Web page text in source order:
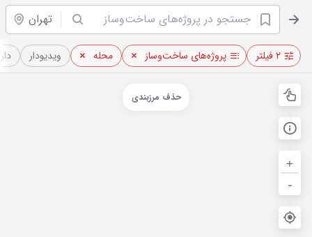
تهران
۲ فیلتر پروژه‌های ساخت‌وساز محله ویدیو‌دار
+
-
حذف مرزبندی